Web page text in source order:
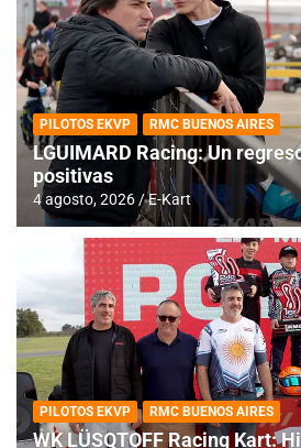
PILOTOS EKVP RMC BUENOS AIRES
LGUIMARD Racing: Un
positivas
4 agosto, 2026 E-Kart
PILOTOS EKVP RMC BUENOS AIRES
WK LÜSQTOFF Racing Kart: